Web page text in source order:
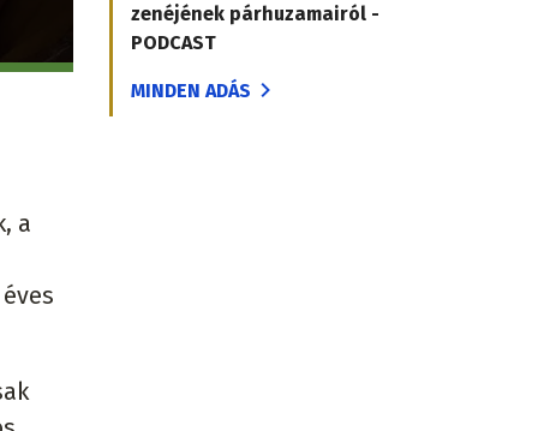
a
zenéjének párhuzamairól -
PODCAST
MINDEN ADÁS